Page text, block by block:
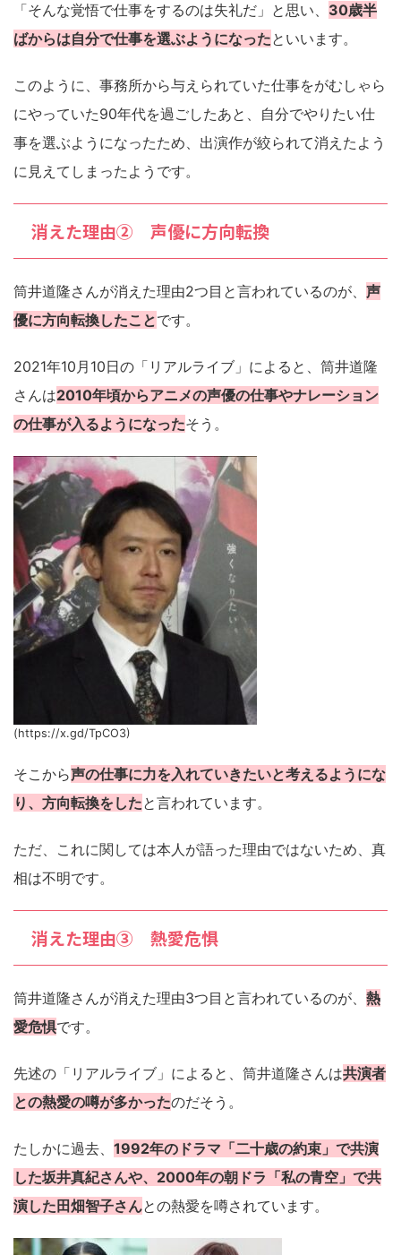
「そんな覚悟で仕事をするのは失礼だ」と思い、 30歳半
ばからは自分で仕事を選ぶようになったといいます。
このように、事務所から与えられていた仕事をがむしゃら
にやっていた90年代を過ごしたあと、自分でやりたい仕
事を選ぶようになったため、出演作が絞られて消えたよう
に見えてしまったようです。
消えた理由② 声優に方向転換
筒井道隆さんが消えた理由2つ目と言われているのが、 声
優に方向転換したことです。
2021年10月10日の「リアルライブ」によると、筒井道隆
さんは2010年頃からアニメの声優の仕事やナレーション
の仕事が入るようになったそう。
(https://x.gd/TpCO3)
そこから声の仕事に力を入れていきたいと考えるようにな
り、方向転換をしたと言われています。
ただ、これに関しては本人が語った理由ではないため、真
相は不明です。
消えた理由③ 熱愛危惧
筒井道隆さんが消えた理由3つ目と言われているのが、 熱
愛危惧です。
先述の「リアルライブ」によると、筒井道隆さんは共演者
との熱愛の噂が多かったのだそう。
たしかに過去、 1992年のドラマ「二十歳の約束」で共演
した坂井真紀さんや、2000年の朝ドラ「私の青空」で共
演した田畑智子さんとの熱愛を噂されています。